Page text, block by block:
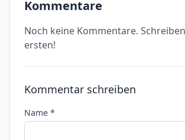
Kommentare
Noch keine Kommentare.
ersten!
Kommentar schreiben
Name *